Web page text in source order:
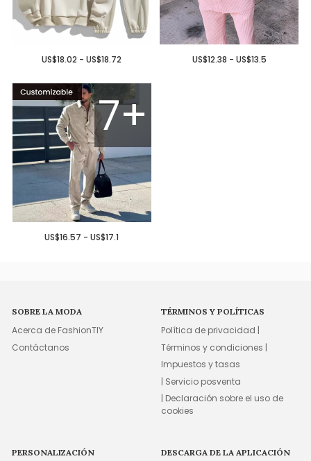
US$18.02 - US$18.72 US$12.38 - US$13.5
7+
US$16.57 - US$17.1
SOBRE LA MODA
Acerca de FashionTIY
Contáctanos
TÉRMINOS Y POLÍTICAS
Política de privacidad |
Términos y condiciones |
Impuestos y tasas
| Servicio posventa
| Declaración sobre el uso de
cookies
PERSONALIZACIÓN DESCARGA DE LA APLICACIÓN